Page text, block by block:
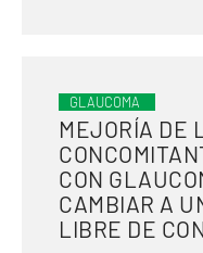
GLAUCOMA
MEJORÍA DE
CON
CAMBIAR A
LIBRE DE